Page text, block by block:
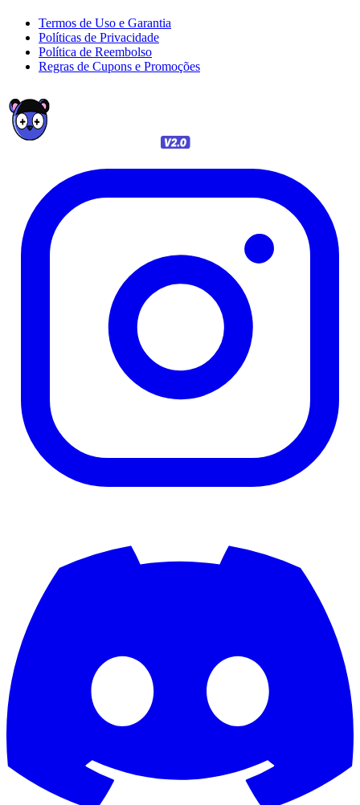
Termos de Uso e Garantia
Políticas de Privacidade
Política de Reembolso
Regras de Cupons e Promoções